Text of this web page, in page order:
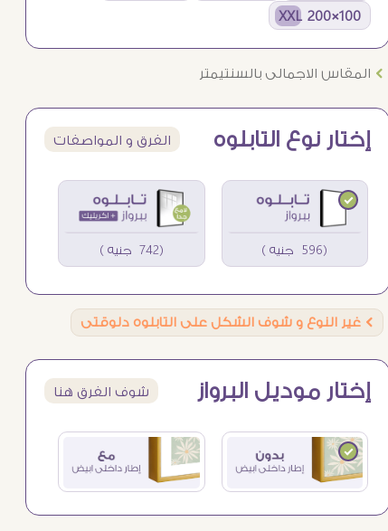
100×200 XXL
Ö المقاس الاجمالى بالسنتيمتر
إختار نوع التابلوه الفرق و المواصفات
(596 جنيه ) (742 جنيه )
Ö غير النوع و شوف الشكل على التابلوه دلوقتى
إختار موديل البرواز شوف الفرق هنا